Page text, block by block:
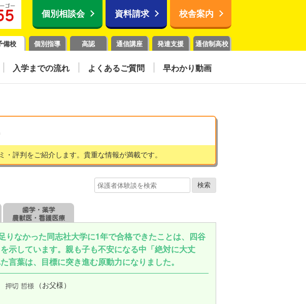
個別相談会 資料請求 校舎案内
備校 個別指導 高認 通信講座 発達支援 通信制高校
入学までの流れ よくあるご質問 早わかり動画
評判をご紹介します。貴重な情報が満載です。
りなかった同志社大学に1年で合格できたことは、四谷
示しています。親も子も不安になる中「絶対に大丈
言葉は、目標に突き進む原動力になりました。
（お父様）